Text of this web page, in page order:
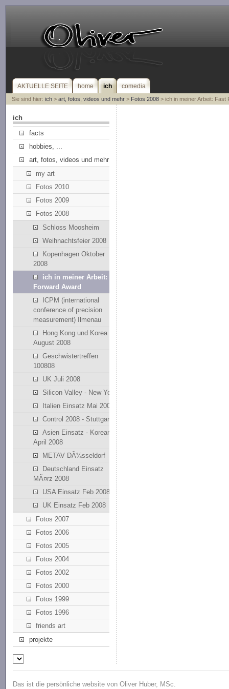
AKTUELLE SEITE home ich comedia
Sie sind hier: ich> art, fotos, videos und mehr> Fotos 2008> ich in meiner Arbeit: Fast
ich
facts
hobbies, ...
art, fotos, videos und mehr
my art
Fotos 2010
Fotos 2009
Fotos 2008
Schloss Moosheim
Weihnachtsfeier 2008
Kopenhagen Oktober
2008
ich in meiner Arbeit: Fast
Forward Award
ICPM (international
conference of precision
measurement) Ilmenau
Hong Kong und Korea
August 2008
Geschwistertreffen
100808
UK Juli 2008
Silicon Valley - New York
Italien Einsatz Mai 2008
Control 2008 - Stuttgart
Asien Einsatz - Korean
April 2008
METAV DÃ¼sseldorf
Deutschland Einsatz
MÃ¤rz 2008
USA Einsatz Feb 2008
UK Einsatz Feb 2008
Fotos 2007
Fotos 2006
Fotos 2005
Fotos 2004
Fotos 2002
Fotos 2000
Fotos 1999
Fotos 1996
friends art
projekte
Das ist die persönliche website von Oliver Huber, MSc.